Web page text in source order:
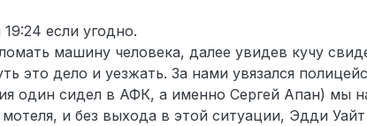
если угодно.
машину человека, далее увидев кучу
это дело и уезжать. За нами увязался
один сидел в АФК, а именно Сергей Апан) мы
и без выхода в этой ситуации, Эдди